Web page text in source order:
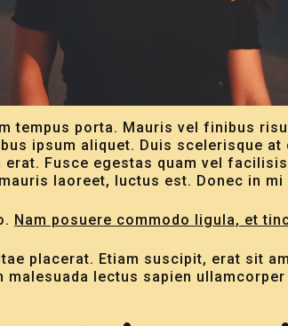
tempus porta. Mauris vel finibus
ipsum aliquet. Duis scelerisque at
Fusce egestas quam vel
laoreet, luctus est. Donec in mi
Nam posuere commodo ligula, et
placerat. Etiam suscipit, erat sit
malesuada lectus sapien ullamcorper